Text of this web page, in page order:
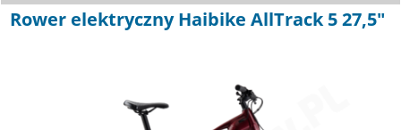
Rower elektryczny Haibike AllTrack 5 27,5"